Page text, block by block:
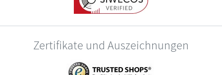
Zertifikate und Auszeichnungen